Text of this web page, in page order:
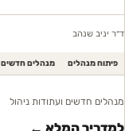
ד״ר יניב שנהב
פיתוח מנהלים מנהלים חדשים
מנהלים חדשים ועתודות ניהול
למדריך המלא ←